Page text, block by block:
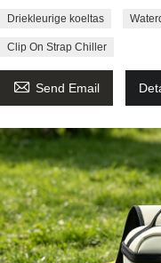
Driekleurige koeltas
Clip On Strap Chiller
 Send Email